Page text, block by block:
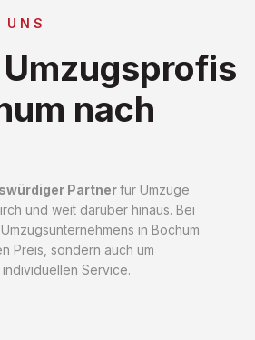
UNS
nach
Partnerfür Umzüge
und weit darüber hinaus. Bei
in Bochum
Preis, sondern auch um
Service.